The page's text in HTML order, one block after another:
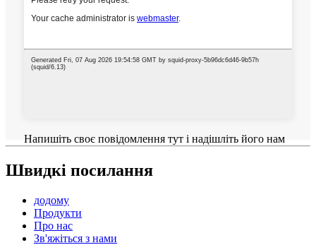
Напишіть своє повідомлення тут і надішліть його нам
Швидкі посилання
додому
Продукти
Про нас
Зв'яжіться з нами